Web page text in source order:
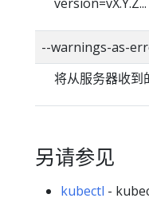
--warnings-as-
将从服务器收到
另请参见
kubectl -